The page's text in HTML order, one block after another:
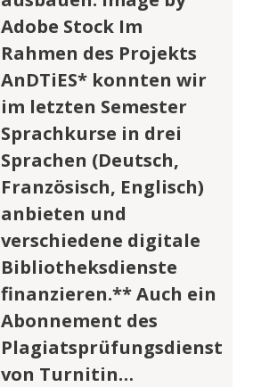
Adobe Stock Im
Rahmen des Projekts
AnDTiES* konnten wir
im letzten Semester
Sprachkurse in drei
Sprachen (Deutsch,
Französisch, Englisch)
anbieten und
verschiedene digitale
Bibliotheksdienste
finanzieren.** Auch ein
Abonnement des
Plagiatsprüfungsdienst
von Turnitin…